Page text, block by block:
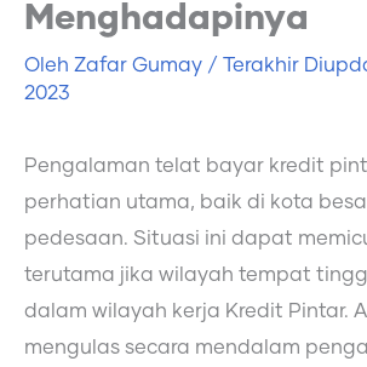
Menghadapinya
Oleh Zafar Gumay / Terakhir
2023
Pengalaman telat bayar kredit
perhatian utama, baik di kota
pedesaan. Situasi ini dapat
terutama jika wilayah tempat
dalam wilayah kerja Kredit Pintar.
mengulas secara mendalam